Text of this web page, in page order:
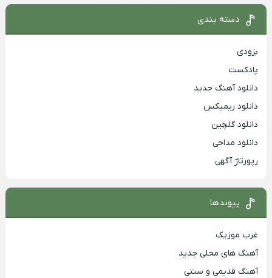
دسته بندی
بزودی
پادکست
دانلود آهنگ جدید
دانلود ریمیکس
دانلود گلچین
دانلود مداحی
رپورتاژ آگهی
پیوندها
غرب موزیک
آهنگ های محلی جدید
آهنگ قدیمی و سنتی